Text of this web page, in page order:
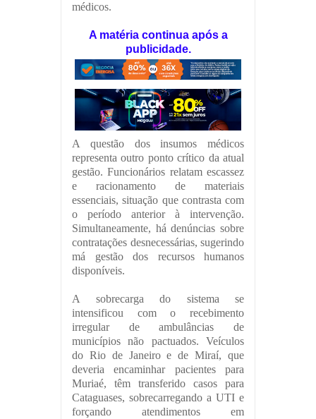
médicos.
A matéria continua após a
publicidade.
A questão dos insumos médicos
representa outro ponto crítico da atual
gestão. Funcionários relatam escassez
e racionamento de materiais
essenciais, situação que contrasta com
o período anterior à intervenção.
Simultaneamente, há denúncias sobre
contratações desnecessárias, sugerindo
má gestão dos recursos humanos
disponíveis.
A sobrecarga do sistema se
intensificou com o recebimento
irregular de ambulâncias de
municípios não pactuados. Veículos
do Rio de Janeiro e de Miraí, que
deveria encaminhar pacientes para
Muriaé, têm transferido casos para
Cataguases, sobrecarregando a UTI e
forçando atendimentos em